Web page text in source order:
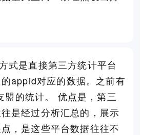
式是直接第三方统计平台
appid对应的数据。之前有
盟的统计。 优点是，第三
是经过分析汇总的，展示
，是这些平台数据往往不